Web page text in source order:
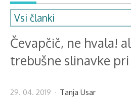
Čevapčič, ne hvala!
trebušne slinavke
29. 04. 2019 Tanja Usar